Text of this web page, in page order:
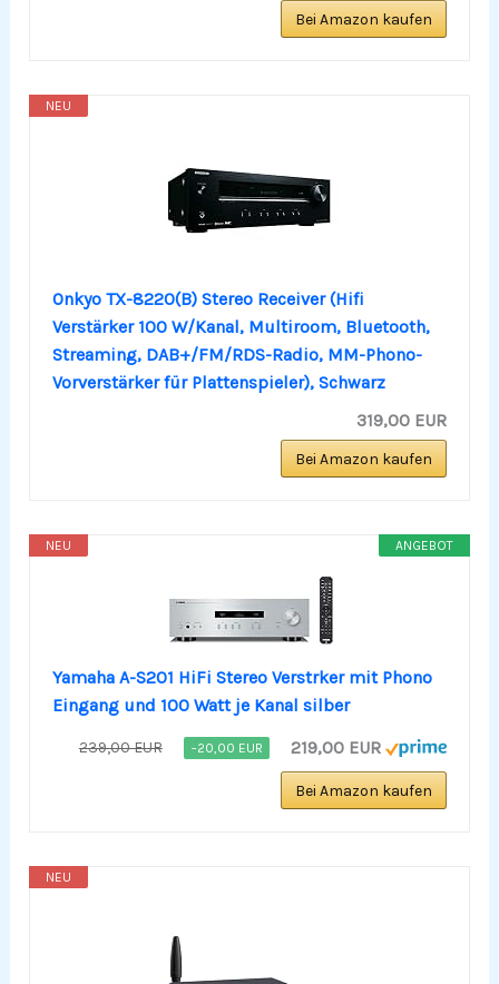
Bei Amazon kaufen
NEU
Onkyo TX-8220(B) Stereo Receiver (Hifi
Verstärker 100 W/Kanal, Multiroom, Bluetooth,
Streaming, DAB+/FM/RDS-Radio, MM-Phono-
Vorverstärker für Plattenspieler), Schwarz
319,00 EUR
Bei Amazon kaufen
ANGEBOT
NEU
Yamaha A-S201 HiFi Stereo Verstrker mit Phono
Eingang und 100 Watt je Kanal silber
239,00 EUR −20,00 EUR 219,00 EUR
Bei Amazon kaufen
NEU